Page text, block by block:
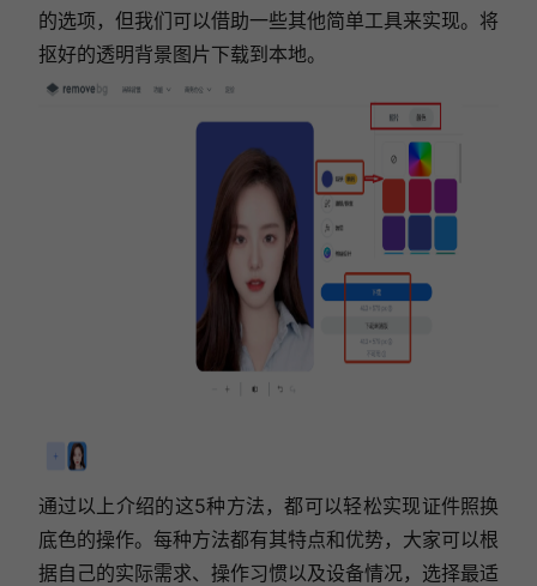
的选项，但我们可以借助一些其他简单工具来实现。将
抠好的透明背景图片下载到本地。
通过以上介绍的这5种方法，都可以轻松实现证件照换
底色的操作。每种方法都有其特点和优势，大家可以根
据自己的实际需求、操作习惯以及设备情况，选择最适